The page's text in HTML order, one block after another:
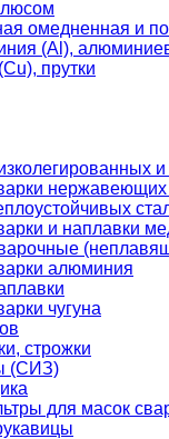
омедненная и
(Al),
прутки
и
и наплавки
алюминия
чугуна
строжки
(СИЗ)
для масок